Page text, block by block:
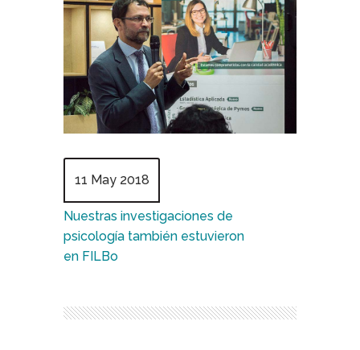
11 May 2018
Nuestras investigaciones de
psicología también estuvieron
en FILBo